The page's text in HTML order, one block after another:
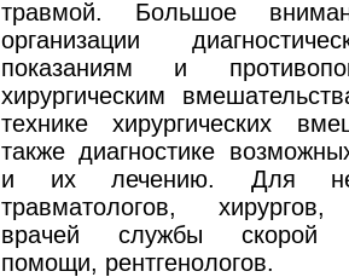
травмой. Большое
организации
показаниям и
хирургическим
технике хирургических
также диагностике
и их лечению. Для
травматологов, хирургов,
врачей службы скорой
помощи, рентгенологов.